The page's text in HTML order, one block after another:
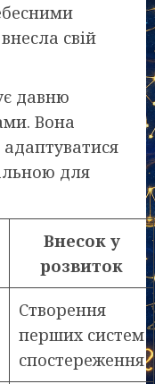
свій
давню
Вона
для
Внесок у
розвиток
Створення
перших систем
спостереження